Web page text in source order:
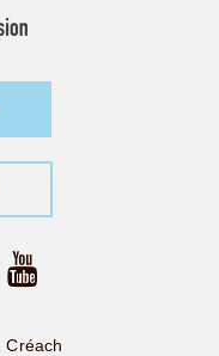
Créach